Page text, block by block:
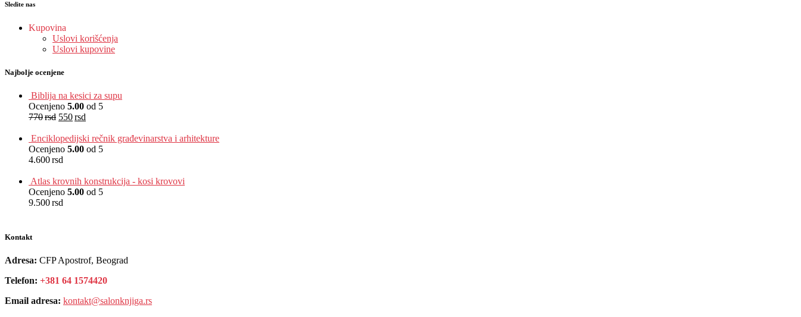
Sledite nas
Kupovina
Uslovi korišćenja
Uslovi kupovine
Najbolje ocenjene
Biblija na kesici za supu
Ocenjeno 5.00 od 5
770rsd 550rsd
Enciklopedijski rečnik građevinarstva i arhitekture
Ocenjeno 5.00 od 5
4.600rsd
Atlas krovnih konstrukcija - kosi krovovi
Ocenjeno 5.00 od 5
9.500rsd
Kontakt
Adresa: CFP Apostrof, Beograd
Telefon: +381 64 1574420
Email adresa: kontakt@salonknjiga.rs